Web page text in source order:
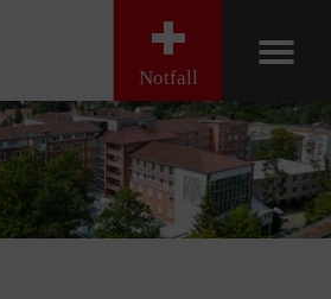
Notfall